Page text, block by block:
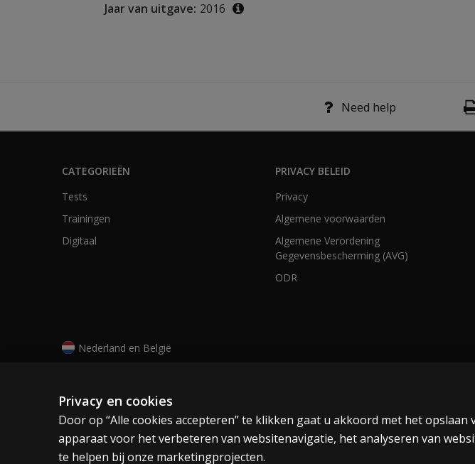
Jaar van uitgave: 2016 Aanvullende informatie
Need help
CATEGORIEËN
Tests
Trainingen
Digitaal
PRIVACY BELEID
Privacy
Algemene voorwaarden
Algemene Verordening
Gegevensbescherming (AVG)
ODR
Nederland en België
Cookies Algemene voorwaarden
© 1996–2026 Pearson. Alle rechten voorbehouden, inclusief die voor tekst-
technologieën.
Privacy en cookies
Door op “Alle cookies accepteren” te klikken gaat u akkoord met het opslaan
apparaat voor het verbeteren van websitenavigatie, het analyseren van
te helpen bij onze marketingprojecten.